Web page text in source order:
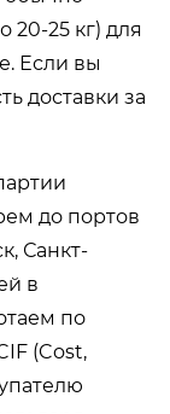
20-25 кг) для
Если вы
доставки за
до портов
Санкт-
в
по
(Cost,